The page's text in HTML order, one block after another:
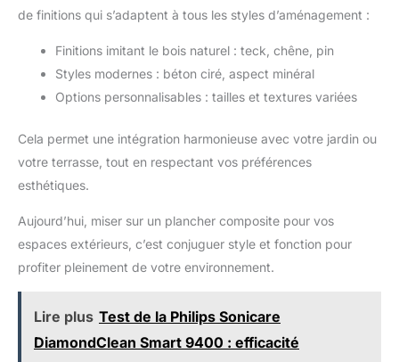
de finitions qui s’adaptent à tous les styles d’aménagement :
Finitions imitant le bois naturel : teck, chêne, pin
Styles modernes : béton ciré, aspect minéral
Options personnalisables : tailles et textures variées
Cela permet une intégration harmonieuse avec votre jardin ou
votre terrasse, tout en respectant vos préférences
esthétiques.
Aujourd’hui, miser sur un plancher composite pour vos
espaces extérieurs, c’est conjuguer style et fonction pour
profiter pleinement de votre environnement.
Lire plus Test de la Philips Sonicare
DiamondClean Smart 9400 : efficacité